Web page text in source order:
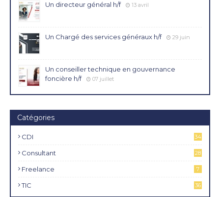
Un directeur général h/f 13 avril
Un Chargé des services généraux h/f 29 juin
Un conseiller technique en gouvernance
foncière h/f
07 juillet
Catégories
CDI
34
Consultant 28
Freelance 7
TIC 36